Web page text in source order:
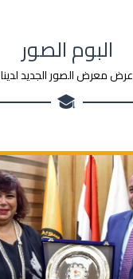
البوم الصور
عرض معرض الصور الجديد لدينا